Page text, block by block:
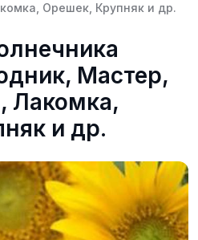
Орешек, Крупняк и др.
Мастер,
Лакомка,
и др.